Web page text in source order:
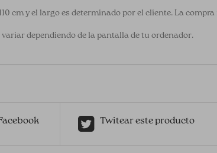
cm y el largo es determinado por el cliente. La
dependiendo de la pantalla de tu ordenador.
Twitear este producto